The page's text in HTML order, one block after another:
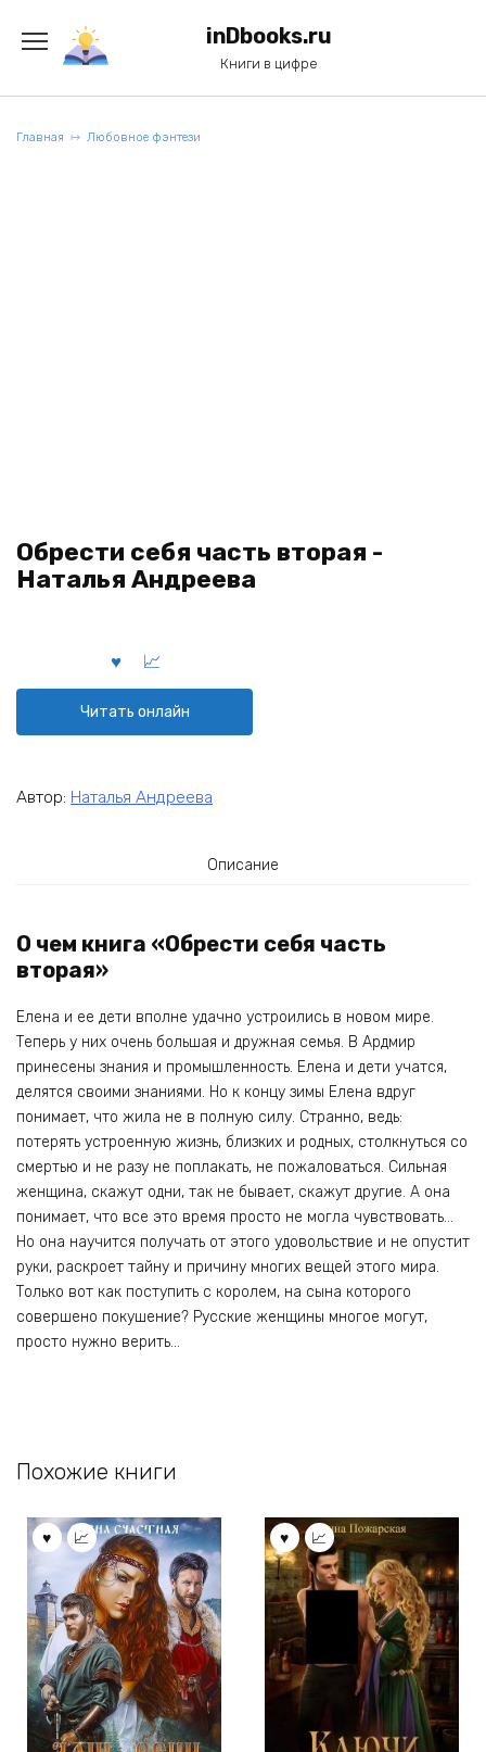
содержанию
inDbooks.ru
Книги в цифре
Главная Любовное фэнтези
Обрести себя часть вторая -
Наталья Андреева
Читать онлайн
Автор: Наталья Андреева
Описание
О чем книга «Обрести себя часть
вторая»
Елена и ее дети вполне удачно устроились в новом мире.
Теперь у них очень большая и дружная семья. В Ардмир
принесены знания и промышленность. Елена и дети учатся,
делятся своими знаниями. Но к концу зимы Елена вдруг
понимает, что жила не в полную силу. Странно, ведь:
потерять устроенную жизнь, близких и родных, столкнуться со
смертью и не разу не поплакать, не пожаловаться. Сильная
женщина, скажут одни, так не бывает, скажут другие. А она
понимает, что все это время просто не могла чувствовать…
Но она научится получать от этого удовольствие и не опустит
руки, раскроет тайну и причину многих вещей этого мира.
Только вот как поступить с королем, на сына которого
совершено покушение? Русские женщины многое могут,
просто нужно верить…
Похожие книги